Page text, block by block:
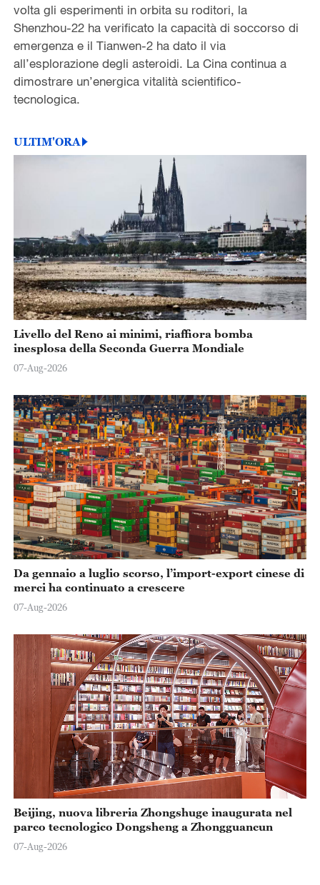
volta gli esperimenti in orbita su roditori, la
Shenzhou-22 ha verificato la capacità di soccorso di
emergenza e il Tianwen-2 ha dato il via
all’esplorazione degli asteroidi. La Cina continua a
dimostrare un’energica vitalità scientifico-
tecnologica.
ULTIM'ORA
Livello del Reno ai minimi, riaffiora bomba
inesplosa della Seconda Guerra Mondiale
07-Aug-2026
Da gennaio a luglio scorso, l’import-export cinese di
merci ha continuato a crescere
07-Aug-2026
Beijing, nuova libreria Zhongshuge inaugurata nel
parco tecnologico Dongsheng a Zhongguancun
07-Aug-2026